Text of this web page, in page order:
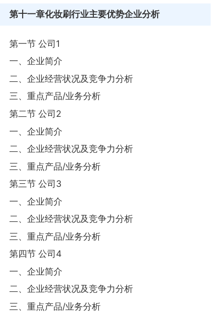
第十一章化妆刷行业主要优势企业分析
第一节 公司1
一、企业简介
二、企业经营状况及竞争力分析
三、重点产品/业务分析
第二节 公司2
一、企业简介
二、企业经营状况及竞争力分析
三、重点产品/业务分析
第三节 公司3
一、企业简介
二、企业经营状况及竞争力分析
三、重点产品/业务分析
第四节 公司4
一、企业简介
二、企业经营状况及竞争力分析
三、重点产品/业务分析